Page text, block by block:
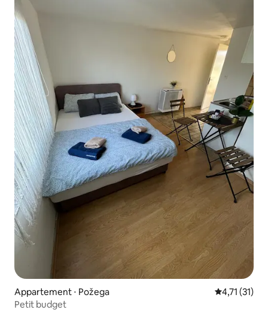
Appartement ⋅ Požega Évaluation
4,71 (31)
Petit budget